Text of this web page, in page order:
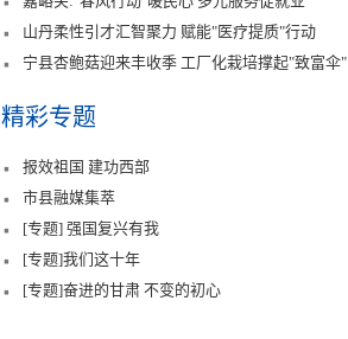
山丹柔性引才汇智聚力 赋能"医疗提质"行动
宁县杏鲍菇迎来丰收季 工厂化栽培撑起"致富伞"
精彩专题
报效祖国 建功西部
市县融媒集萃
[专题] 强国复兴有我
[专题]我们这十年
[专题]奋进的甘肃 不变的初心